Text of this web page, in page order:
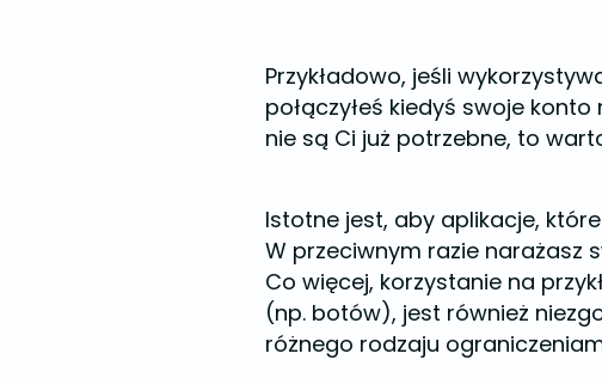
Przykładowo, jeśli
połączyłeś kiedyś swoje
nie są Ci już potrzebne, to
Istotne jest, aby aplikacje,
W przeciwnym razie narażasz
Co więcej, korzystanie na
(np. botów), jest również
różnego rodzaju